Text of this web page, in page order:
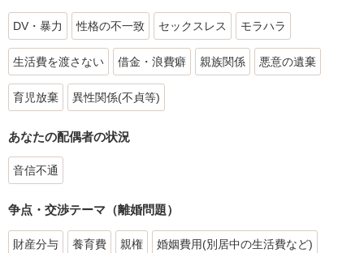
DV・暴力 性格の不一致 セックスレス モラハラ
生活費を渡さない 借金・浪費癖 親族関係 悪意の遺棄
育児放棄 異性関係(不貞等)
あなたの配偶者の状況
音信不通
争点・交渉テーマ（離婚問題）
財産分与 養育費 親権 婚姻費用(別居中の生活費など)